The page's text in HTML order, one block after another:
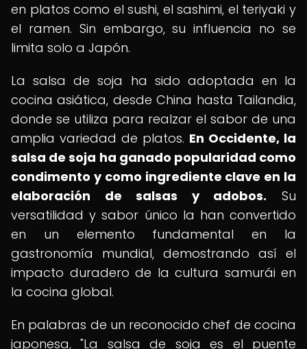
en platos como el sushi, el sashimi, el teriyaki y
el ramen. Sin embargo, su influencia no se
limita solo a Japón.
La salsa de soja ha sido adoptada en la
cocina asiática, desde China hasta Tailandia,
donde se utiliza para realzar el sabor de una
amplia variedad de platos. En Occidente, la
salsa de soja ha ganado popularidad como
condimento y como ingrediente clave en la
elaboración de salsas y adobos. Su
versatilidad y sabor único la han convertido
en un elemento fundamental en la
gastronomía mundial, demostrando así el
impacto duradero de la cultura samurái en
la cocina global.
En palabras de un reconocido chef de cocina
japonesa, "La salsa de soja es el puente